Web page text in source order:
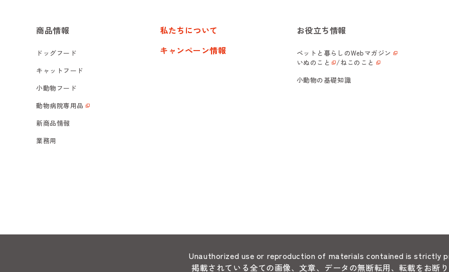
商品情報
ドッグフード
キャットフード
小動物フード
動物病院専用品
新商品情報
業務用
私たちについて
キャンペーン情報
お役立ち情報
ペットと暮らしのWebマガジン
いぬのこと
/ねこのこと
小動物の基礎知識
Unauthorized use or reproduction of materials contained is strictly
掲載されている全ての画像、文章、データの無断転用、転載をお断